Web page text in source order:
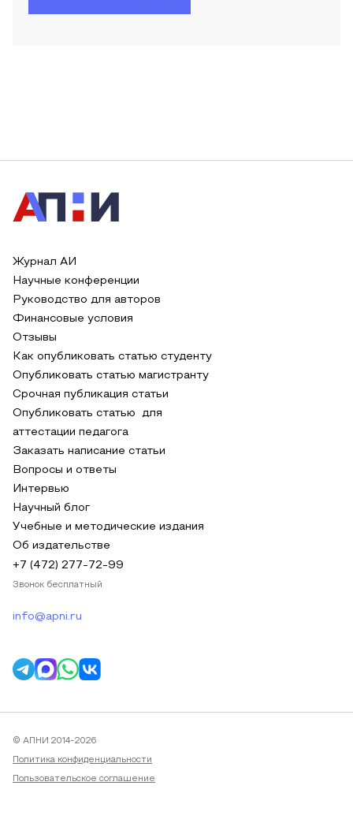
Журнал АИ
Научные конференции
Руководство для авторов
Финансовые условия
Отзывы
Как опубликовать статью студенту
Опубликовать статью магистранту
Срочная публикация статьи
Опубликовать статью для
аттестации педагога
Заказать написание статьи
Вопросы и ответы
Интервью
Научный блог
Учебные и методические издания
Об издательстве
+7 (472) 277-72-99
Звонок бесплатный
info@apni.ru
© АПНИ 2014-2026
Политика конфиденциальности
Пользовательское соглашение